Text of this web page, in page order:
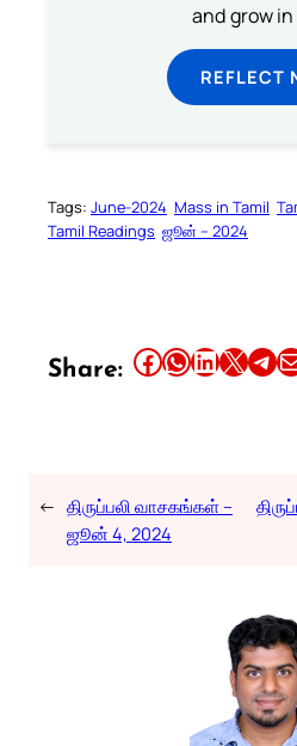
and grow
REFLECT
Tags: June-2024 Mass in Tamil
Tamil Readings ஜூன் – 2024
Share: Share this article on Facebook Share this article on WhatsApp Share this article on LinkedIn Share this article on X Share this article on TelegramEmail this Article
← திருப்பலி வாசகங்கள் –
ஜூன் 4, 2024